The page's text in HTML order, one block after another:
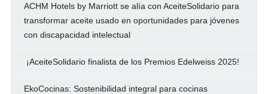
ACHM Hotels by Marriott se alía con AceiteSolidario para
transformar aceite usado en oportunidades para jóvenes
con discapacidad intelectual
¡AceiteSolidario finalista de los Premios Edelweiss 2025!
EkoCocinas: Sostenibilidad integral para cocinas